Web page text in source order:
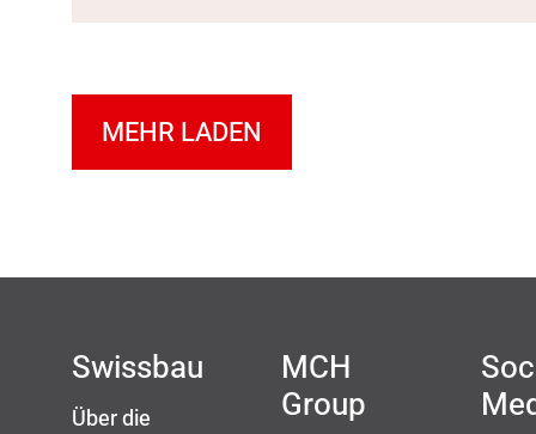
MEHR LADEN
Swissbau
Über die
MCH
Group